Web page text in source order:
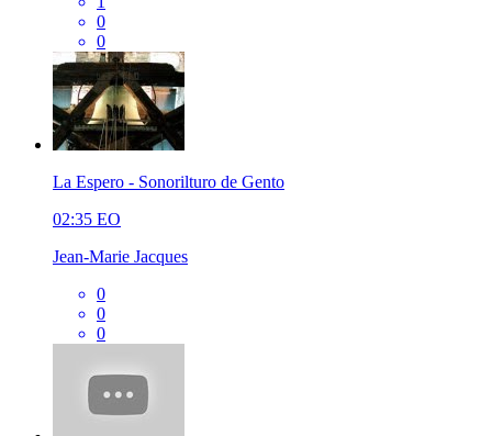
0
0
La Espero - Sonorilturo de Gento
02:35 EO
Jean-Marie Jacques
0
0
0